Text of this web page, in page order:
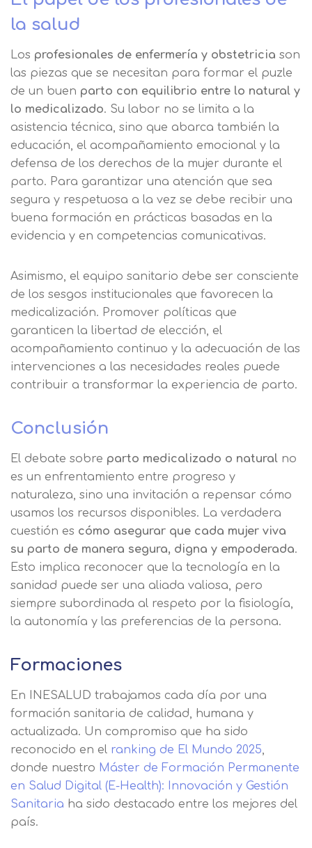
la salud
Los profesionales de enfermería y obstetricia son
las piezas que se necesitan para formar el puzle
de un buen parto con equilibrio entre lo natural y
lo medicalizado. Su labor no se limita a la
asistencia técnica, sino que abarca también la
educación, el acompañamiento emocional y la
defensa de los derechos de la mujer durante el
parto. Para garantizar una atención que sea
segura y respetuosa a la vez se debe recibir una
buena formación en prácticas basadas en la
evidencia y en competencias comunicativas.
Asimismo, el equipo sanitario debe ser consciente
de los sesgos institucionales que favorecen la
medicalización. Promover políticas que
garanticen la libertad de elección, el
acompañamiento continuo y la adecuación de las
intervenciones a las necesidades reales puede
contribuir a transformar la experiencia de parto.
Conclusión
El debate sobre parto medicalizado o natural no
es un enfrentamiento entre progreso y
naturaleza, sino una invitación a repensar cómo
usamos los recursos disponibles. La verdadera
cuestión es cómo asegurar que cada mujer viva
su parto de manera segura, digna y empoderada.
Esto implica reconocer que la tecnología en la
sanidad puede ser una aliada valiosa, pero
siempre subordinada al respeto por la fisiología,
la autonomía y las preferencias de la persona.
Formaciones
En INESALUD trabajamos cada día por una
formación sanitaria de calidad, humana y
actualizada. Un compromiso que ha sido
reconocido en el ranking de El Mundo 2025,
donde nuestro Máster de Formación Permanente
en Salud Digital (E-Health): Innovación y Gestión
Sanitaria ha sido destacado entre los mejores del
país.
Mensaje
Información básica sobre
Protección de Datos .Haz clic aquí
Acepto el tratamiento de mis datos con la
finalidad prevista en la información
básica.
interesado Destinatarios Encargados
del tratamiento para cumplir con las
rectificar y suprimir los datos, así
como otros derechos, como se
explica en la información adicional
Información adicionalaquí
Acepto el tratamiento de mis datos con la
finalidad prevista en la información
básica
Puede obtener más información en
Después de aceptar, no volveremos a
mostrarle este mensaje.
Seguir navegando
Leer más